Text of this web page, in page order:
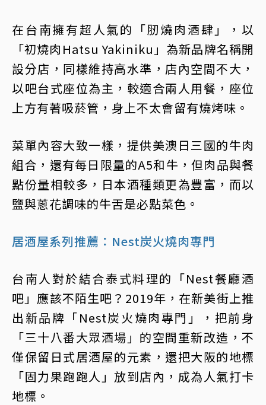
在台南擁有超人氣的「肕燒肉酒肆」，以
「初燒肉Hatsu Yakiniku」為新品牌名稱開
設分店，同樣維持高水準，店內空間不大，
以吧台式座位為主，較適合兩人用餐，座位
上方有著吸菸管，身上不太會留有燒烤味。
菜單內容大致一樣，提供美澳日三國的牛肉
組合，還有每日限量的A5和牛，但肉品與餐
點份量相較多，日本酒種類更為豐富，而以
鹽與蔥花調味的牛舌是必點菜色。
居酒屋系列推薦：Nest炭火燒肉專門
台南人對於結合泰式料理的「Nest餐廳酒
吧」應該不陌生吧？2019年，在新美街上推
出新品牌「Nest炭火燒肉專門」，把前身
「三十八番大眾酒場」的空間重新改造，不
僅保留日式居酒屋的元素，還把大阪的地標
「固力果跑跑人」放到店內，成為人氣打卡
地標。